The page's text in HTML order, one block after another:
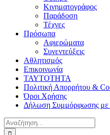
Κινηματογράφος
Παράδοση
Τέχνες
Πρόσωπα
Αφιερώματα
Συνεντεύξεις
Αθλητισμός
Επικοινωνία
ΤΑΥΤΟΤΗΤΑ
Πολιτική Απορρήτου &
Όροι Χρήσης
Δήλωση Συμμόρφωσης με
Αναζήτηση
για: